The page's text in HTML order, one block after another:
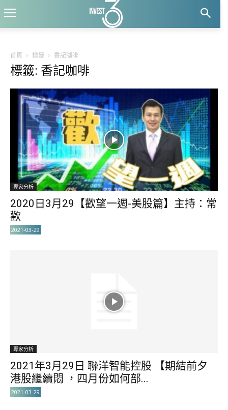
首頁 標籤 香記咖啡
標籤: 香記咖啡
專家分析
2020日3月29【歡望一週-美股篇】主持：常
歡
2021-03-29
專家分析
2021年3月29日 聯洋智能控股 【期結前夕
港股繼續悶 ，四月份如何部...
2021-03-29